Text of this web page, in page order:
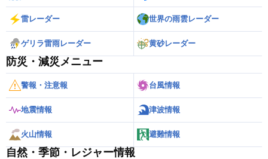
雷レーダー 世界の雨雲レーダー
ゲリラ雷雨レーダー 黄砂レーダー
防災・減災メニュー
警報・注意報 台風情報
地震情報 津波情報
火山情報 避難情報
自然・季節・レジャー情報